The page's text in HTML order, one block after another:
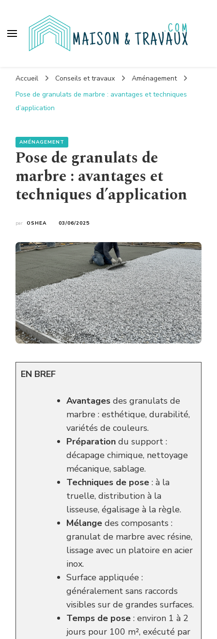
Accueil Conseils et travaux
Aménagement
Pose de granulats de marbre : avantages et techniques
d’application
AMÉNAGEMENT
Pose de granulats de
marbre : avantages et
techniques d’application
par OSHEA 03/06/2025
EN BREF
Avantages des granulats de
marbre : esthétique, durabilité,
variétés de couleurs.
Préparation du support :
décapage chimique, nettoyage
mécanique, sablage.
Techniques de pose : à la
truelle, distribution à la
lisseuse, égalisage à la règle.
Mélange des composants :
granulat de marbre avec résine,
lissage avec un platoire en acier
inox.
Surface appliquée :
généralement sans raccords
visibles sur de grandes surfaces.
Temps de pose : environ 1 à 2
jours pour 100 m², exécuté par